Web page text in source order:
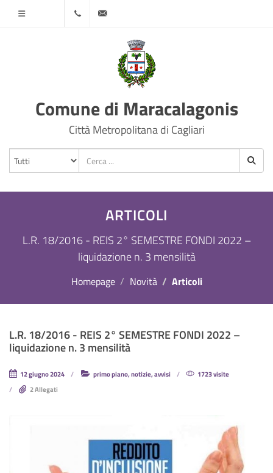
protocollo@comune.maracalagonis.ca.it
Comune di Maracalagonis
Città Metropolitana di Cagliari
ARTICOLI
L.R. 18/2016 - REIS 2° SEMESTRE FONDI 2022 –
liquidazione n. 3 mensilità
Homepage Novità Articoli
L.R. 18/2016 - REIS 2° SEMESTRE FONDI 2022 –
liquidazione n. 3 mensilità
12 giugno 2024 primo piano, notizie, avvisi
1723 visite
2 Allegati